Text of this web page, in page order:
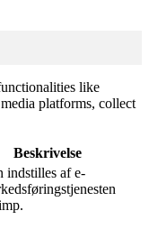
like
platforms, collect
Beskrivelse
indstilles af e-